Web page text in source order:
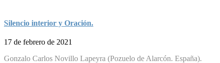
Silencio interior y Oración.
17 de febrero de 2021
Gonzalo Carlos Novillo Lapeyra (Pozuelo de Alarcón. España).